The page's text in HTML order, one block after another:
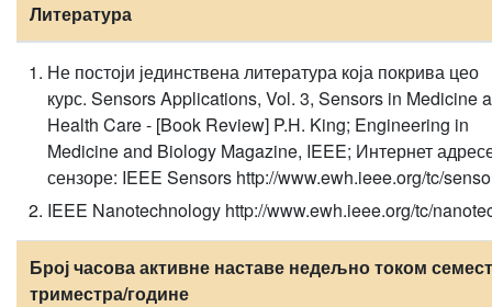
Литература
Не постоји јединствена литература која покрива цео
курс. Sensors Applications, Vol. 3, Sensors in Medicine
Health Care - [Book Review] P.H. King; Engineering in
Medicine and Biology Magazine, IEEE; Интернет
сензоре: IEEE Sensors http://www.ewh.ieee.org/tc/
IEEE Nanotechnology http://www.ewh.ieee.org/tc/
Број часова активне наставе недељно током
триместра/године